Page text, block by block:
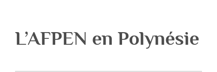
L’AFPEN en Polynésie